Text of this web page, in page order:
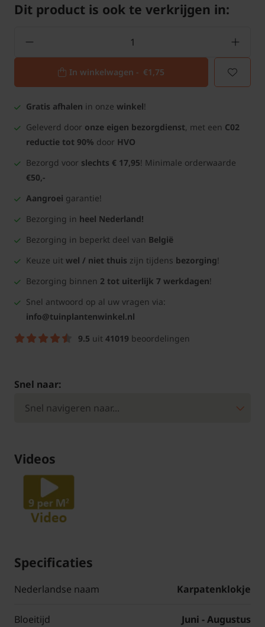
Dit product is ook te verkrijgen in:
In winkelwagen - €1,75
Gratis afhalen in onze winkel!
Geleverd door onze eigen bezorgdienst, met een C02
reductie tot 90% door HVO
Bezorgd voor slechts € 17,95! Minimale orderwaarde
€50,-
Aangroei garantie!
Bezorging in heel Nederland!
Bezorging in beperkt deel van België
Keuze uit wel / niet thuis zijn tijdens bezorging!
Bezorging binnen 2 tot uiterlijk 7 werkdagen!
Snel antwoord op al uw vragen via:
info@tuinplantenwinkel.nl
9.5 uit 41019 beoordelingen
Snel naar:
Videos
Specificaties
Nederlandse naam Karpatenklokje
Bloeitijd Juni - Augustus